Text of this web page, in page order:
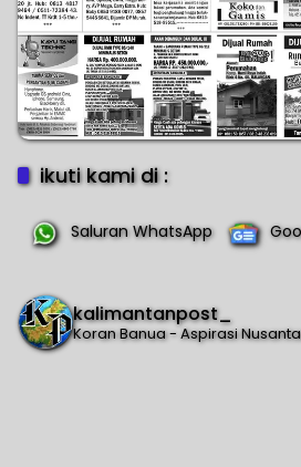
ikuti kami di :
Saluran WhatsApp
kalimantanpost_
Koran Banua - Aspirasi